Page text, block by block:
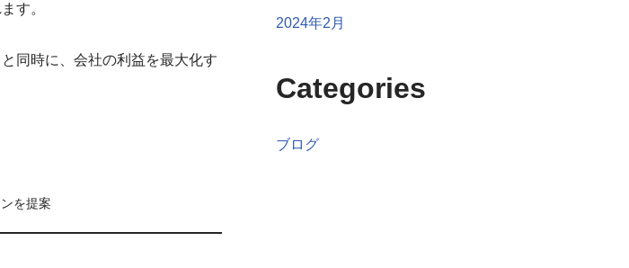
す。
同時に、会社の利益を最大化す
を提案
2024年2月
Categories
ブログ